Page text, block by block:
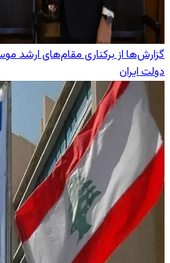
گزارش‌ها از برکناری مقام‌های ارشد
دولت ایران